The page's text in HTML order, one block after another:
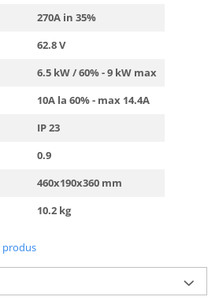
270A in 35%
62.8 V
6.5 kW / 60% - 9 kW max
10A la 60% - max 14.4A
IP 23
0.9
460x190x360 mm
10.2 kg